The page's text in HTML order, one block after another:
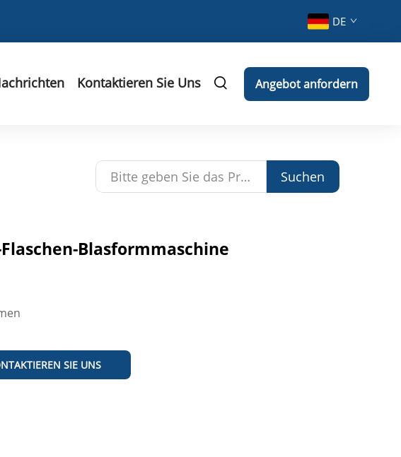
DE
Kontaktieren Sie Uns Angebot anfordern
Suchen
Blasformmaschine
SIE UNS